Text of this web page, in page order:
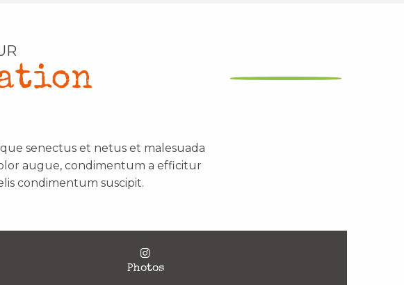
senectus et netus et malesuada
augue, condimentum a efficitur
condimentum suscipit.
Photos